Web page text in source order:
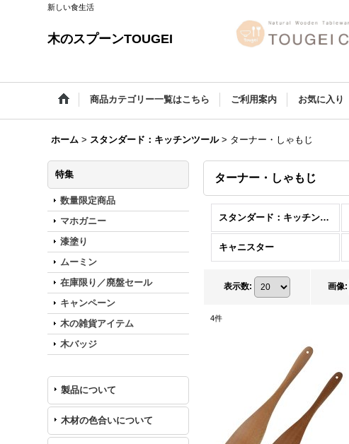
新しい食生活
木のスプーンTOUGEI
商品カテゴリー一覧はこちら ご利用案内 お気に入り
ホーム > スタンダード：キッチンツール > ターナー・しゃもじ
特集
数量限定商品
マホガニー
漆塗り
ムーミン
在庫限り／廃盤セール
キャンペーン
木の雑貨アイテム
木バッジ
製品について
木材の色合いについて
ターナー・しゃもじ
スタンダード：キッチンツール (全商品)
キャニスター
表示数: 画像:
4件